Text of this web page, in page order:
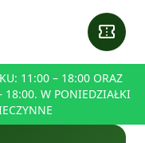
confirmation_number
11:00 – 18:00 ORAZ
18:00. W PONIEDZIAŁKI